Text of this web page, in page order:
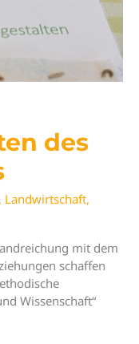
des
, Landwirtschaft,
mit dem
schaffen
Wissenschaft“